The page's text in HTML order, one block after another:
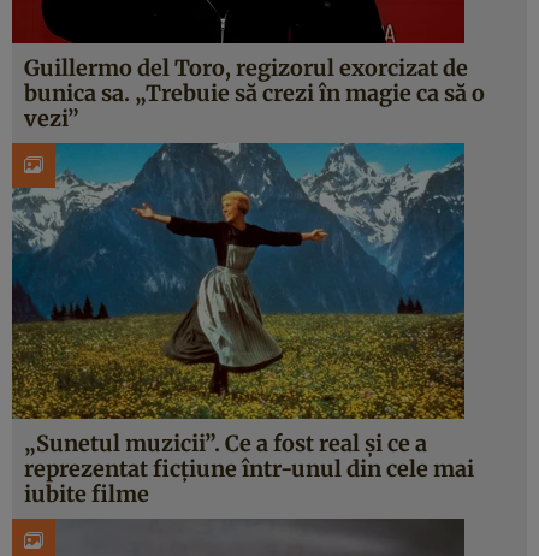
Guillermo del Toro, regizorul exorcizat de
bunica sa. „Trebuie să crezi în magie ca să o
vezi”
„Sunetul muzicii”. Ce a fost real și ce a
reprezentat ficțiune într-unul din cele mai
iubite filme